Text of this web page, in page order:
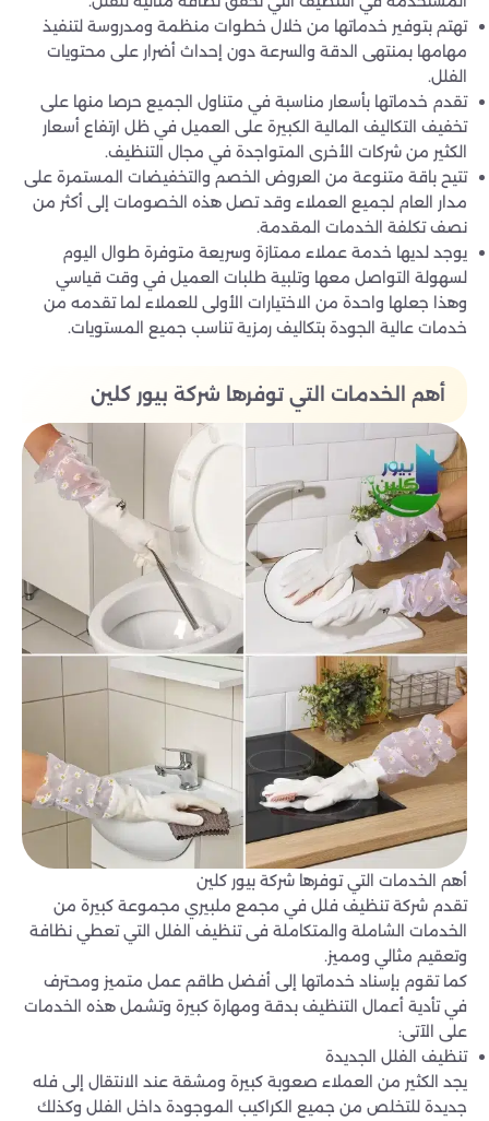
تهتم بتوفير خدماتها من خلال خطوات منظمة ومدروسة لتنفيذ
مهامها بمنتهى الدقة والسرعة دون إحداث أضرار على محتويات
الفلل.
تقدم خدماتها بأسعار مناسبة في متناول الجميع حرصا منها على
تخفيف التكاليف المالية الكبيرة على العميل في ظل ارتفاع أسعار
الكثير من شركات الأخرى المتواجدة في مجال التنظيف.
تتيح باقة متنوعة من العروض الخصم والتخفيضات المستمرة على
مدار العام لجميع العملاء وقد تصل هذه الخصومات إلى أكثر من
نصف تكلفة الخدمات المقدمة.
يوجد لديها خدمة عملاء ممتازة وسريعة متوفرة طوال اليوم
لسهولة التواصل معها وتلبية طلبات العميل في وقت قياسي
وهذا جعلها واحدة من الاختيارات الأولى للعملاء لما تقدمه من
خدمات عالية الجودة بتكاليف رمزية تناسب جميع المستويات.
أهم الخدمات التي توفرها شركة بيور كلين
أهم الخدمات التي توفرها شركة بيور كلين
تقدم شركة تنظيف فلل في مجمع ملبيري مجموعة كبيرة من
الخدمات الشاملة والمتكاملة فى تنظيف الفلل التي تعطي نظافة
وتعقيم مثالي ومميز.
كما تقوم بإسناد خدماتها إلى أفضل طاقم عمل متميز ومحترف
في تأدية أعمال التنظيف بدقة ومهارة كبيرة وتشمل هذه الخدمات
على الآتى:
تنظيف الفلل الجديدة
يجد الكثير من العملاء صعوبة كبيرة ومشقة عند الانتقال إلى فله
جديدة للتخلص من جميع الكراكيب الموجودة داخل الفلل وكذلك